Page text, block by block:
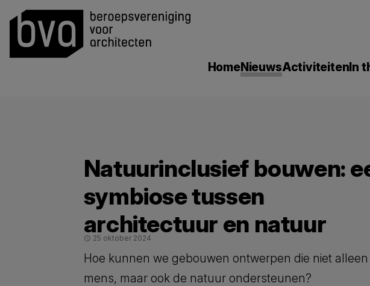
HomeNieuwsActiviteitenIn
Natuurinclusief bouwen:
symbiose tussen
architectuur en natuur
schedule 25 oktober 2024
Hoe kunnen we gebouwen ontwerpen die niet
mens, maar ook de natuur ondersteunen?